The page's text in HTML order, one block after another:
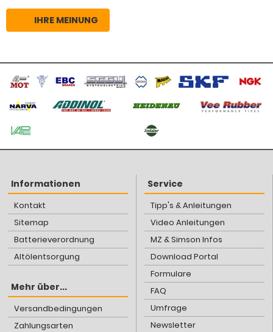
IHRE MEINUNG
Informationen
Kontakt
Sitemap
Batterieverordnung
Altölentsorgung
Mehr über...
Versandbedingungen
Zahlungsarten
Service
Tipp's & Anleitungen
Video Anleitungen
MZ & Simson Infos
Download Portal
Formulare
FAQ
Umfrage
Newsletter